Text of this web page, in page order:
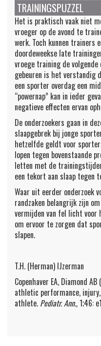
TRAININGSPUZZEL
Het is praktisch vaak niet
vroeger op de avond te
werk. Toch kunnen trainers
doordeweekse late
vroege training de
gebeuren is het verstandig
een sporter overdag een
“powernap” kan in ieder
negatieve effecten ervan
De onderzoekers gaan in
slaapgebrek bij jonge
hetzelfde geldt voor
lopen tegen bovenstaande
letten met de
een tekort aan slaap tegen
Waar uit eerder onderzoek
randzaken belangrijk zijn
vermijden van fel licht voor
om ervoor te zorgen dat
slapen.
T.H. (Herman) IJzerman
Copenhaver EA, Diamond
athletic performance,
athlete. Pediatr. Ann.,1;46: